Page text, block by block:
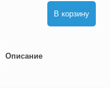
В корзину
Описание